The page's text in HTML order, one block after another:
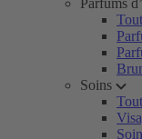
Parfums
Soins